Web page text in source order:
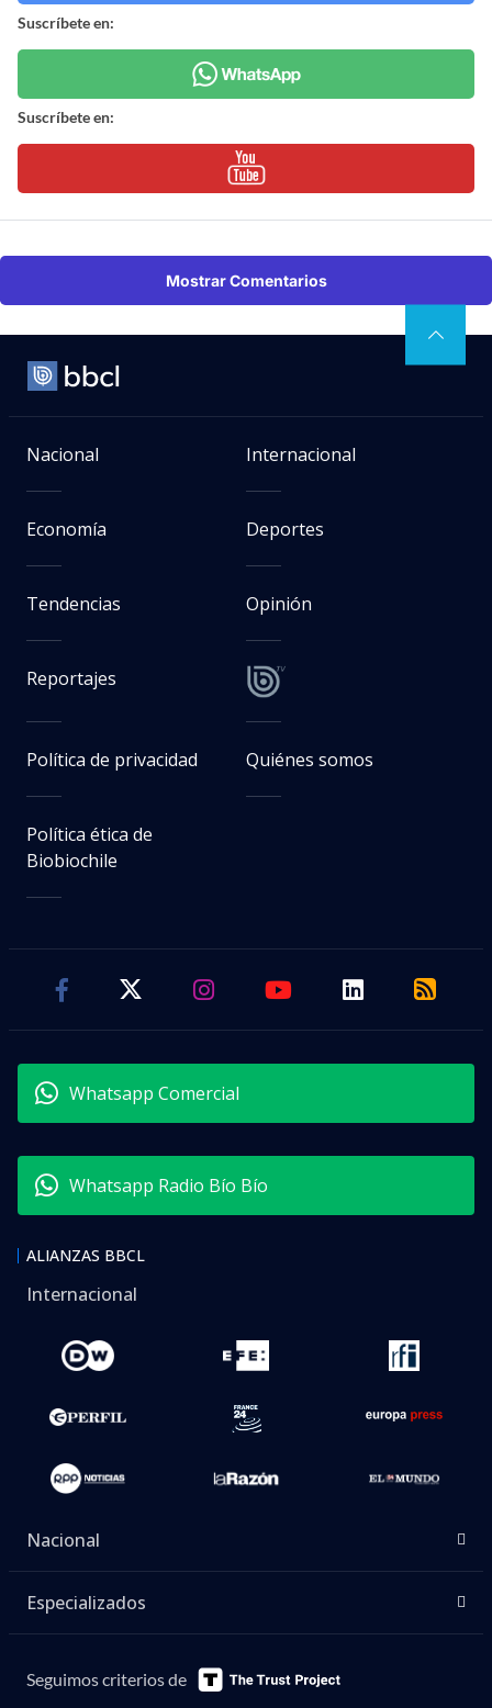
Suscríbete en:
Suscríbete en:
Mostrar Comentarios
Nacional Internacional
Economía Deportes
Tendencias Opinión
Reportajes
Política de privacidad Quiénes somos
Política ética de
Biobiochile
Whatsapp Comercial
Whatsapp Radio Bío Bío
ALIANZAS BBCL
Internacional
Nacional
Especializados
Seguimos criterios de